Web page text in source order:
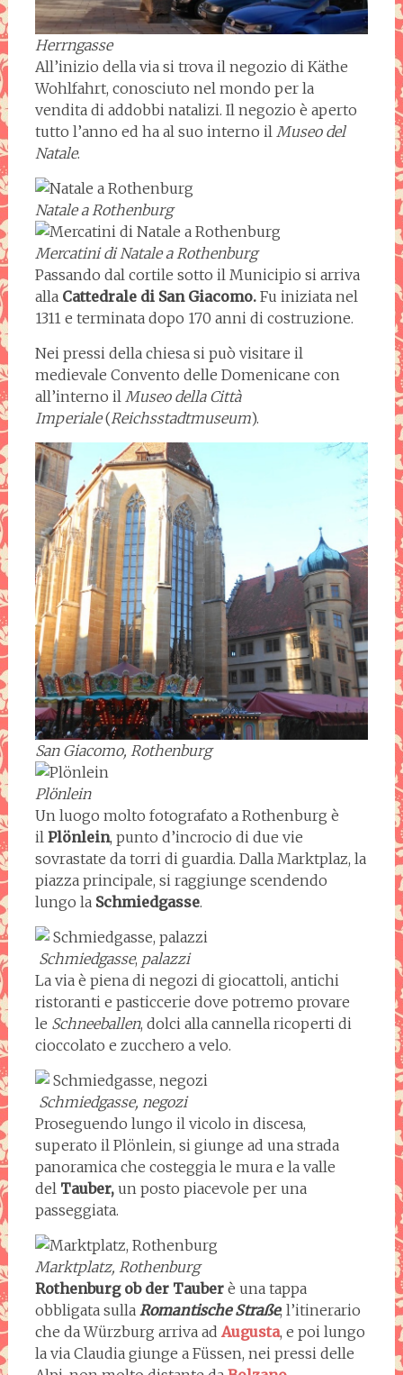
Herrngasse
All’inizio della via si trova il negozio di Käthe
Wohlfahrt, conosciuto nel mondo per la
vendita di addobbi natalizi. Il negozio è aperto
tutto l’anno ed ha al suo interno il Museo del
Natale.
Natale a Rothenburg
Mercatini di Natale a Rothenburg
Passando dal cortile sotto il Municipio si arriva
alla Cattedrale di San Giacomo. Fu iniziata nel
1311 e terminata dopo 170 anni di costruzione.
Nei pressi della chiesa si può visitare il
medievale Convento delle Domenicane con
all’interno il Museo della Città
Imperiale(Reichsstadtmuseum).
San Giacomo, Rothenburg
Plönlein
Un luogo molto fotografato a Rothenburg è
il Plönlein, punto d’incrocio di due vie
sovrastate da torri di guardia. Dalla Marktplaz, la
piazza principale, si raggiunge scendendo
lungo la Schmiedgasse.
Schmiedgasse, palazzi
La via è piena di negozi di giocattoli, antichi
ristoranti e pasticcerie dove potremo provare
le Schneeballen, dolci alla cannella ricoperti di
cioccolato e zucchero a velo.
Schmiedgasse, negozi
Proseguendo lungo il vicolo in discesa,
superato il Plönlein, si giunge ad una strada
panoramica che costeggia le mura e la valle
del Tauber, un posto piacevole per una
passeggiata.
Marktplatz, Rothenburg
Rothenburg ob der Tauberè una tappa
obbligata sulla Romantische Straße, l’itinerario
che da Würzburg arriva ad Augusta, e poi lungo
la via Claudia giunge a Füssen, nei pressi delle